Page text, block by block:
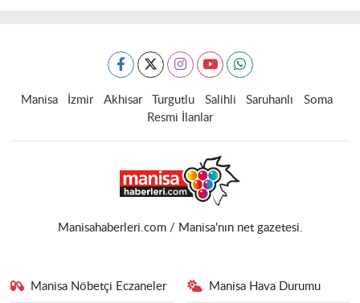
Manisa İzmir Akhisar Turgutlu Salihli Saruhanlı
Soma
Resmi İlanlar
Manisahaberleri.com / Manisa'nın net gazetesi.
Manisa Nöbetçi Eczaneler Manisa Hava Durumu